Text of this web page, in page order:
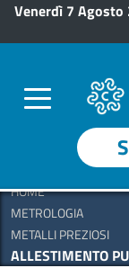
Salta al contenuto
Venerdì 7 Agosto
HOME
METROLOGIA
METALLI PREZIOSI
ALLESTIMENTO